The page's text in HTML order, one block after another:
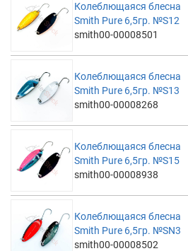
Колеблющаяся блесна
Smith Pure 6,5гр. №S12
smith00-00008501
Колеблющаяся блесна
Smith Pure 6,5гр. №S13
smith00-00008268
Колеблющаяся блесна
Smith Pure 6,5гр. №S15
smith00-00008938
Колеблющаяся блесна
Smith Pure 6,5гр. №SN3
smith00-00008502